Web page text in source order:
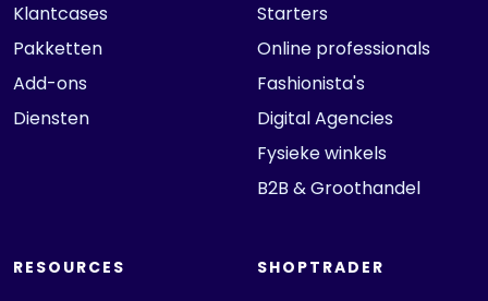
Klantcases
Pakketten
Add-ons
Diensten
Starters
Online professionals
Fashionista's
Digital Agencies
Fysieke winkels
B2B & Groothandel
RESOURCES SHOPTRADER